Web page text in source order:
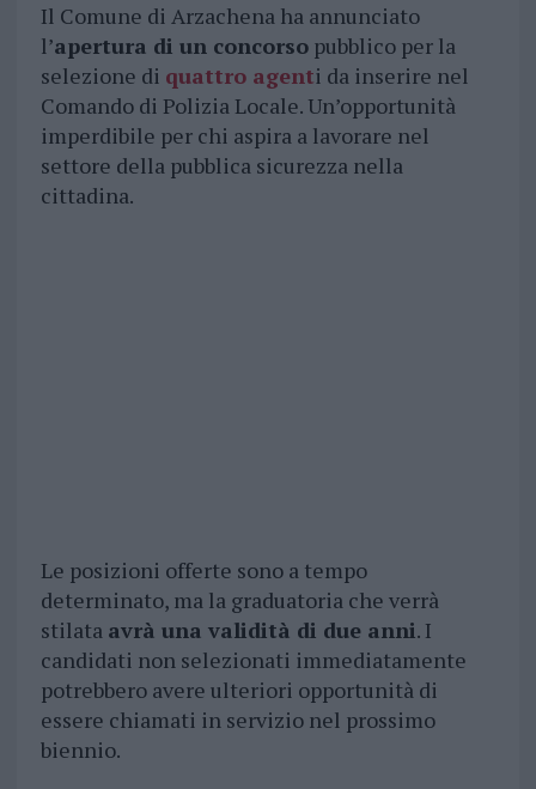
Il Comune di Arzachena ha annunciato
l’apertura di un concorsopubblico per la
selezione di quattro agenti da inserire nel
Comando di Polizia Locale. Un’opportunità
imperdibile per chi aspira a lavorare nel
settore della pubblica sicurezza nella
cittadina.
Le posizioni offerte sono a tempo
determinato, ma la graduatoria che verrà
stilata avrà una validità di due anni. I
candidati non selezionati immediatamente
potrebbero avere ulteriori opportunità di
essere chiamati in servizio nel prossimo
biennio.